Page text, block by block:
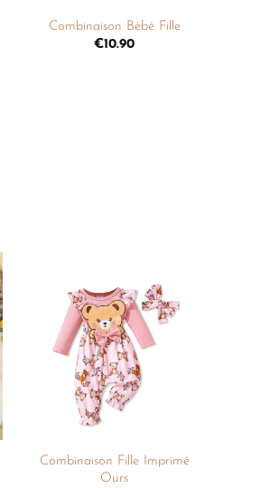
Ajouter
Combinaison Bébé Fille
€10.90
Ajouter
à la
Combinaison Fille Imprimé
Ours